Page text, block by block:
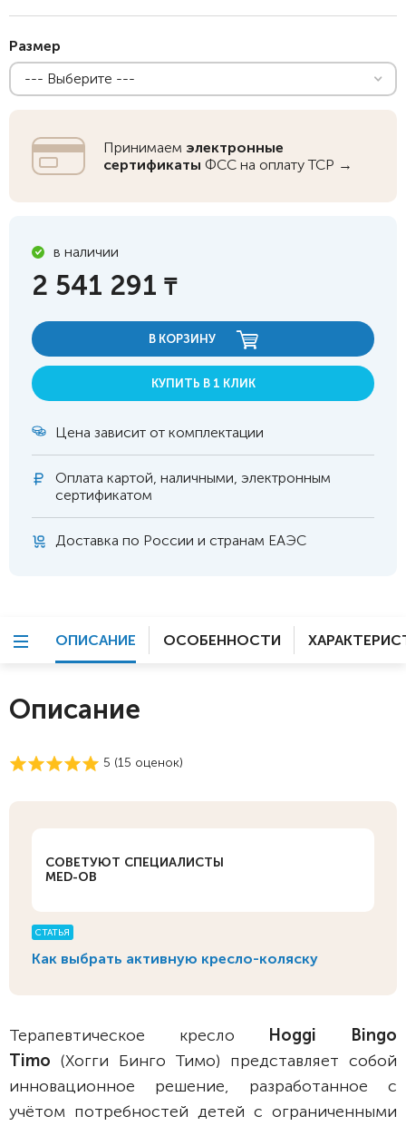
Размер
--- Выберите ---
Принимаем электронные
сертификаты ФСС на оплату ТСР →
в наличии
2 541 291 ₸
В КОРЗИНУ
КУПИТЬ В 1 КЛИК
Цена зависит от комплектации
Оплата картой, наличными, электронным
сертификатом
Доставка по России и странам ЕАЭС
ОПИСАНИЕ ОСОБЕННОСТИ
Описание
5 (15 оценок)
СОВЕТУЮТ СПЕЦИАЛИСТЫ
MED-OB
СТАТЬЯ
Как выбрать активную кресло-коляску
Терапевтическое кресло
Hoggi Bingo
Timo (Хогги Бинго Тимо) представляет собой
инновационное решение, разработанное с
учётом потребностей детей с ограниченными